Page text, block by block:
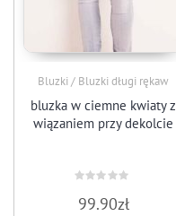
Bluzki / Bluzki długi rękaw
bluzka w ciemne kwiaty z
wiązaniem przy dekolcie
099.90zł